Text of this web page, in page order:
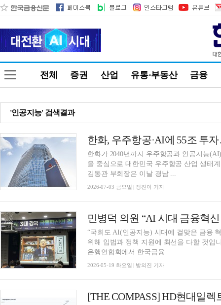
전체 증권 산업 유통·부동산 금융
'인공지능' 검색결과
한화가 2040년까지 우주항공과 인공지능
을 중심으로 대한민국 우주항공 산업 생태
김동관 부회장은 이날 경남 ...
2026-07-03 금요일 | 정진아 기자
“국회도 AI(인공지능) 시대에 걸맞은 금융
위해 입법과 정책 지원에 최선을 다할 것입
은행연합회에서 한국금융...
2026-05-19 화요일 | 방의진 기자